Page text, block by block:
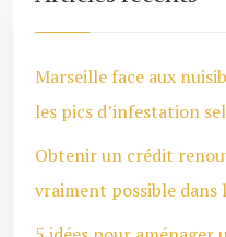
Marseille face aux
les pics d’infestation
Obtenir un crédit
vraiment possible